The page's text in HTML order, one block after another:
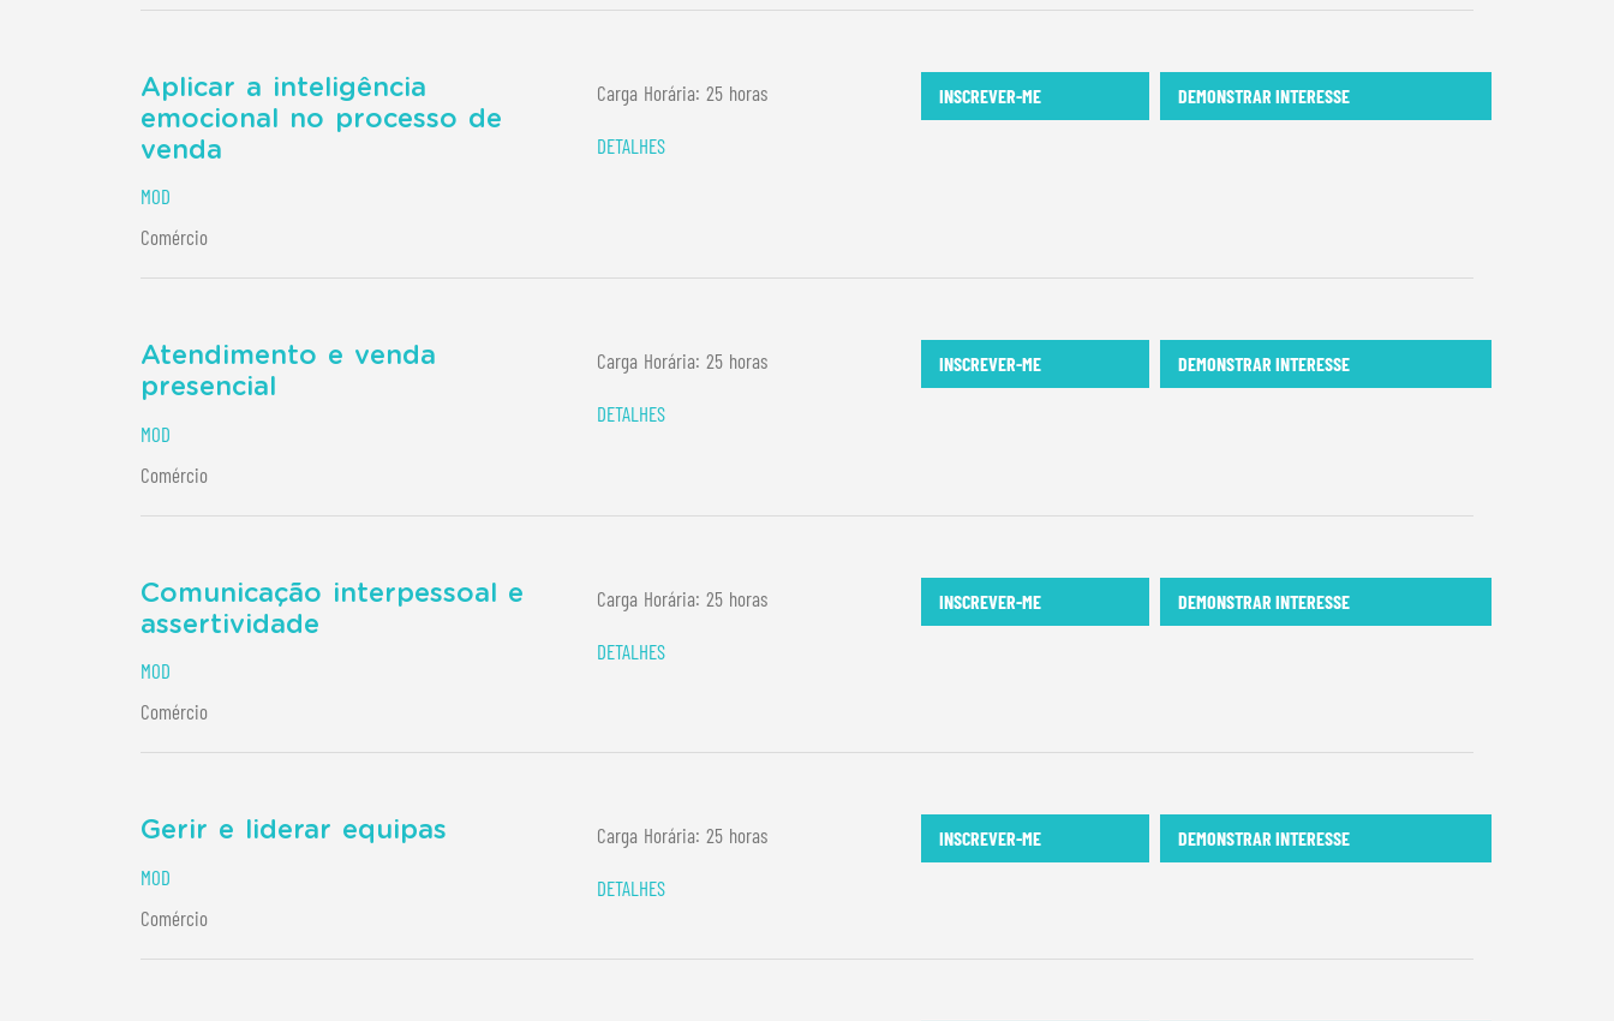
Aplicar a inteligência
emocional no processo de
venda
MOD
Comércio
Carga Horária: 25 horas
DETALHES
INSCREVER-ME DEMONSTRAR INTERESSE
Atendimento e venda
presencial
MOD
Comércio
Carga Horária: 25 horas
DETALHES
INSCREVER-ME DEMONSTRAR INTERESSE
Comunicação interpessoal e
assertividade
MOD
Comércio
Carga Horária: 25 horas
DETALHES
INSCREVER-ME DEMONSTRAR INTERESSE
Gerir e liderar equipas
MOD
Comércio
Carga Horária: 25 horas
DETALHES
INSCREVER-ME DEMONSTRAR INTERESSE